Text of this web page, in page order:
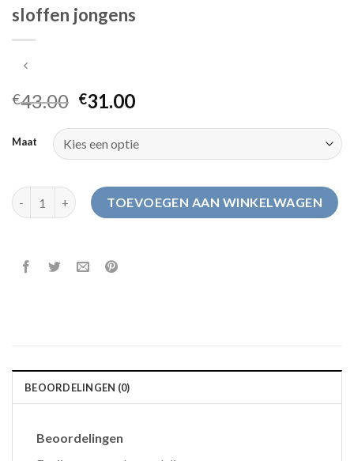
sloffen jongens
€43.00 €31.00
Maat
sloffen jongens aantalTOEVOEGEN AAN WINKELWAGEN
BEOORDELINGEN (0)
Beoordelingen